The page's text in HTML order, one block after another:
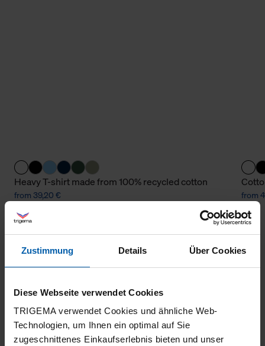
Zustimmung Details Über Cookies
Diese Webseite verwendet Cookies
TRIGEMA verwendet Cookies und ähnliche Web-
Technologien, um Ihnen ein optimal auf Sie
zugeschnittenes Einkaufserlebnis bieten und unser
Heavy T-shirt made from 100% recycled cotton
from 39,20 € from
climate-neutral
Family business